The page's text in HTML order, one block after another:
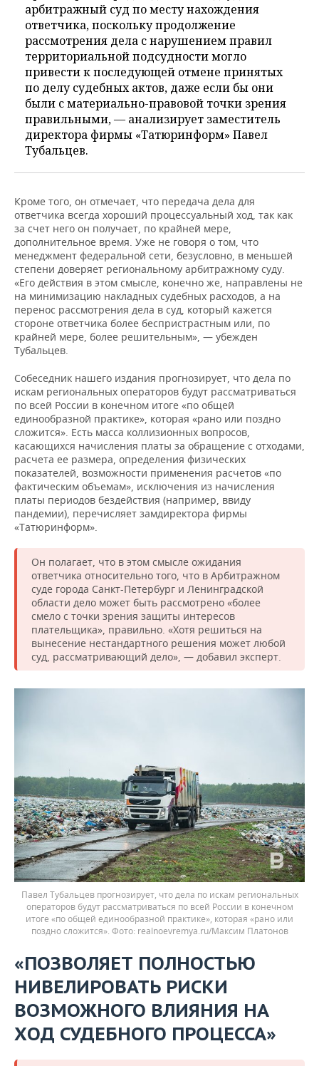
арбитражный суд по месту нахождения
ответчика, поскольку продолжение
рассмотрения дела с нарушением правил
территориальной подсудности могло
привести к последующей отмене принятых
по делу судебных актов, даже если бы они
были с материально-правовой точки зрения
правильными, — анализирует заместитель
директора фирмы «Татюринформ» Павел
Тубальцев.
Кроме того, он отмечает, что передача дела для
ответчика всегда хороший процессуальный ход, так как
за счет него он получает, по крайней мере,
дополнительное время. Уже не говоря о том, что
менеджмент федеральной сети, безусловно, в меньшей
степени доверяет региональному арбитражному суду.
«Его действия в этом смысле, конечно же, направлены не
на минимизацию накладных судебных расходов, а на
перенос рассмотрения дела в суд, который кажется
стороне ответчика более беспристрастным или, по
крайней мере, более решительным», — убежден
Тубальцев.
Собеседник нашего издания прогнозирует, что дела по
искам региональных операторов будут рассматриваться
по всей России в конечном итоге «по общей
единообразной практике», которая «рано или поздно
сложится». Есть масса коллизионных вопросов,
касающихся начисления платы за обращение с отходами,
расчета ее размера, определения физических
показателей, возможности применения расчетов «по
фактическим объемам», исключения из начисления
платы периодов бездействия (например, ввиду
пандемии), перечисляет замдиректора фирмы
«Татюринформ».
Он полагает, что в этом смысле ожидания
ответчика относительно того, что в Арбитражном
суде города Санкт-Петербург и Ленинградской
области дело может быть рассмотрено «более
смело с точки зрения защиты интересов
плательщика», правильно. «Хотя решиться на
вынесение нестандартного решения может любой
суд, рассматривающий дело», — добавил эксперт.
Павел Тубальцев прогнозирует, что дела по искам региональных
операторов будут рассматриваться по всей России в конечном
итоге «по общей единообразной практике», которая «рано или
поздно сложится».
realnoevremya.ru/Максим Платонов
«ПОЗВОЛЯЕТ ПОЛНОСТЬЮ
НИВЕЛИРОВАТЬ РИСКИ
ВОЗМОЖНОГО ВЛИЯНИЯ НА
ХОД СУДЕБНОГО ПРОЦЕССА»